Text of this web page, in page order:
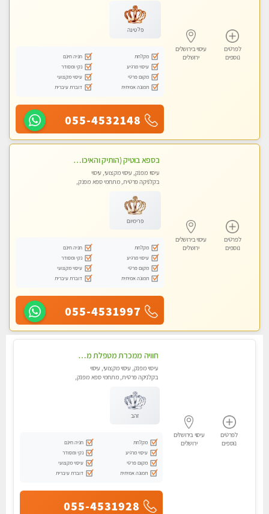
לפרטים
נוספים
עיסוי בירושלים
ירושלים
פלטינה
מקלחת
חניה חינם
עיסוי מרגיע
נקי ומסודר
מקום פרטי
עיסוי מקצועי
תמונה אמיתית
דוברת עיברית
055-4532148
לפרטים
נוספים
עיסוי בירושלים
ירושלים
בספא בוטיק (הותיק והאיכותי בירושלים) מבחר טיפולים מפנקים עם שמנים חמים לגוף ולנפש
עיסוי מפנק, עיסוי מקצועי, עיסוי
בקלניקה פרטית, מתחמי ספא מפנק,
פרימיום
מקלחת
חניה חינם
עיסוי מרגיע
נקי ומסודר
מקום פרטי
עיסוי מקצועי
תמונה אמיתית
דוברת עיברית
055-4531997
לפרטים
נוספים
עיסוי בירושלים
ירושלים
חוויה ממכרת מטפלת מהממת לעיסוי טנטרי המשלב בתוכו טכניקות רבות מעולם המזרח.צימר עבר חיטוי
עיסוי מפנק, עיסוי מקצועי, עיסוי
בקלניקה פרטית, מתחמי ספא מפנק,
זהב
מקלחת
חניה חינם
עיסוי מרגיע
נקי ומסודר
מקום פרטי
עיסוי מקצועי
תמונה אמיתית
דוברת עיברית
055-4531928